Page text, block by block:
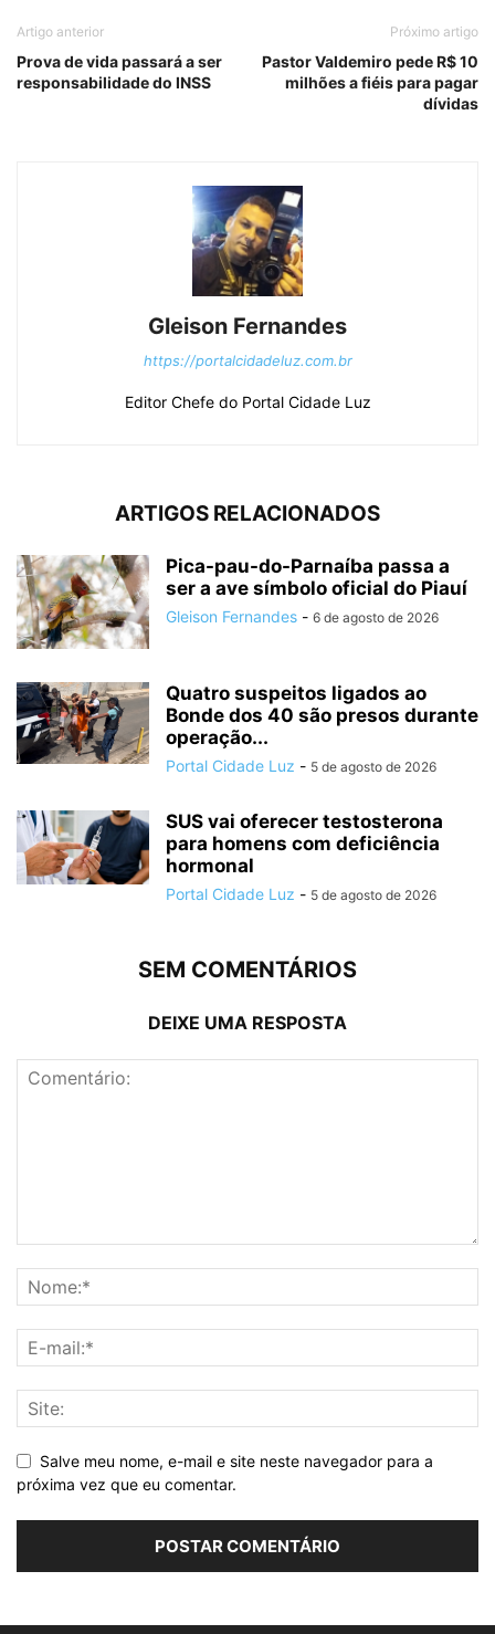
Artigo anterior
Prova de vida passará a ser
responsabilidade do INSS
Próximo artigo
Pastor Valdemiro pede R$ 10
milhões a fiéis para pagar
dívidas
Gleison Fernandes
https://portalcidadeluz.com.br
Editor Chefe do Portal Cidade Luz
ARTIGOS RELACIONADOS
Pica-pau-do-Parnaíba passa a
ser a ave símbolo oficial do Piauí
Gleison Fernandes - 6 de agosto de 2026
Quatro suspeitos ligados ao
Bonde dos 40 são presos durante
operação...
Portal Cidade Luz - 5 de agosto de 2026
SUS vai oferecer testosterona
para homens com deficiência
hormonal
Portal Cidade Luz - 5 de agosto de 2026
SEM COMENTÁRIOS
DEIXE UMA RESPOSTA
Salve meu nome, e-mail e site neste navegador para a
próxima vez que eu comentar.